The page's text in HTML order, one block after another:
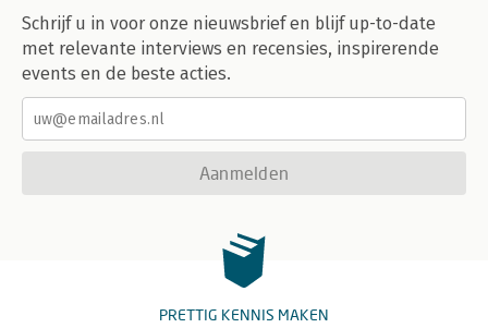
Schrijf u in voor onze nieuwsbrief en blijf up-to-date
met relevante interviews en recensies, inspirerende
events en de beste acties.
Aanmelden
PRETTIG KENNIS MAKEN